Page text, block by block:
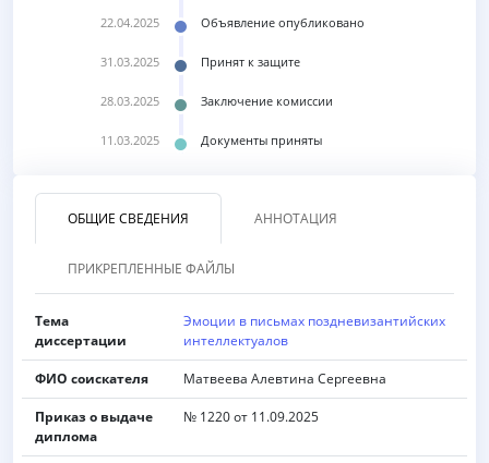
22.04.2025 Объявление опубликовано
31.03.2025 Принят к защите
28.03.2025 Заключение комиссии
11.03.2025 Документы приняты
ОБЩИЕ СВЕДЕНИЯ АННОТАЦИЯ
ПРИКРЕПЛЕННЫЕ ФАЙЛЫ
Тема
диссертации
Эмоции в письмах поздневизантийских
интеллектуалов
ФИО соискателя Матвеева Алевтина Сергеевна
Приказ о выдаче
диплома
№ 1220 от 11.09.2025